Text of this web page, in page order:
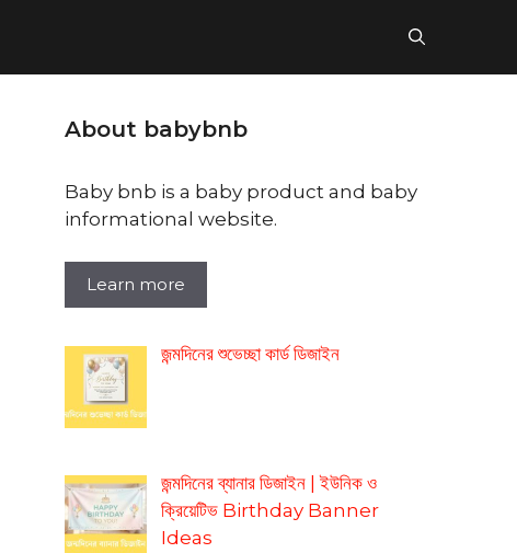
About babybnb
Baby bnb is a baby product and baby
informational website.
Learn more
জন্মদিনের শুভেচ্ছা কার্ড ডিজাইন
জন্মদিনের ব্যানার ডিজাইন | ইউনিক ও
ক্রিয়েটিভ Birthday Banner
Ideas